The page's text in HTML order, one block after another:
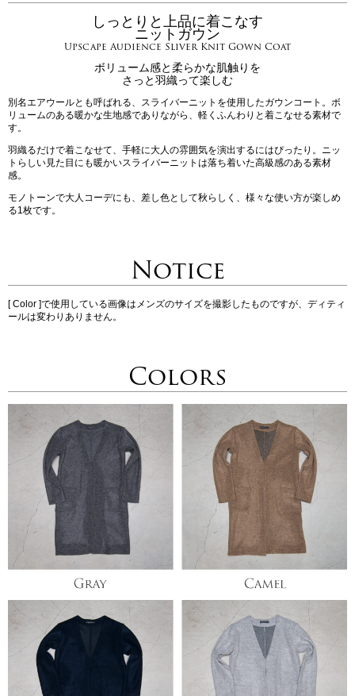
しっとりと上品に着こなす
ニットガウン
Upscape Audience Sliver Knit Gown Coat
ボリューム感と柔らかな肌触りを
さっと羽織って楽しむ
別名エアウールとも呼ばれる、スライバーニットを使用したガウンコート。ボ
リュームのある暖かな生地感でありながら、軽くふんわりと着こなせる素材で
す。
羽織るだけで着こなせて、手軽に大人の雰囲気を演出するにはぴったり。ニッ
トらしい見た目にも暖かいスライバーニットは落ち着いた高級感のある素材
感。
モノトーンで大人コーデにも、差し色として秋らしく、様々な使い方が楽しめ
る1枚です。
Notice
[ Color ]で使用している画像はメンズのサイズを撮影したものですが、ディティ
ールは変わりありません。
Colors